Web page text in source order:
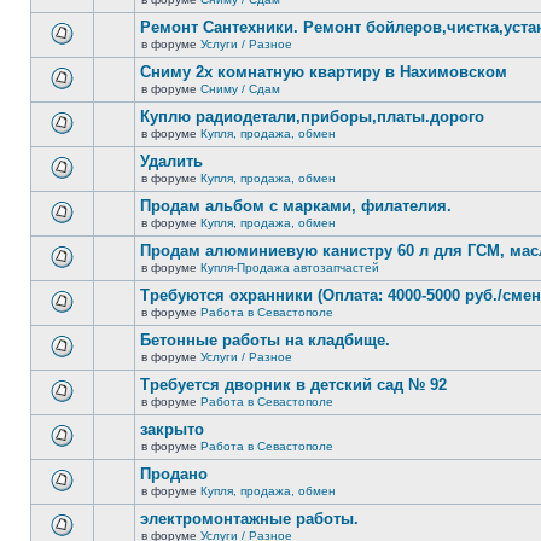
новых
непрочитанных
сообщений.
новых
непрочитанных
сообщений.
новых
непрочитанных
сообщений.
Ремонт Сантехники. Ремонт
в форуме Услуги / Разное
новых
непрочитанных
сообщений.
Сниму 2х комнатную квартиру в Нахимовском
в форуме Сниму / Сдам
новых
непрочитанных
сообщений.
Куплю радиодетали,приборы,платы.дорого
в форуме Купля, продажа, обмен
новых
непрочитанных
сообщений.
Удалить
в форуме Купля, продажа, обмен
новых
непрочитанных
сообщений.
Продам альбом с марками, филателия.
в форуме Купля, продажа, обмен
новых
непрочитанных
сообщений.
Продам алюминиевую канистру 60 л для ГСМ,
в форуме Купля-Продажа автозапчастей
новых
непрочитанных
сообщений.
Требуются охранники (Оплата: 4000-5000 руб./
в форуме Работа в Севастополе
новых
непрочитанных
сообщений.
Бетонные работы на кладбище.
в форуме Услуги / Разное
новых
непрочитанных
сообщений.
Требуется дворник в детский сад № 92
в форуме Работа в Севастополе
новых
непрочитанных
сообщений.
закрыто
в форуме Работа в Севастополе
Продано
в форуме Купля, продажа, обмен
электромонтажные работы.
в форуме Услуги / Разное